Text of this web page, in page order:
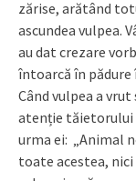
zărise, arătând
ascundea vulpea.
au dat crezare
întoarcă în pădure
Când vulpea a
atenție tăietorului
urma ei: „Animal
toate acestea, nici